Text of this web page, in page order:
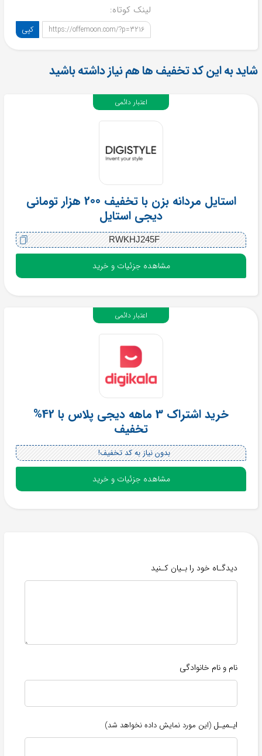
لینک کوتاه:
https://offemoon.com/?p=3216 کپی
شاید به این کد تخفیف ها هم نیاز داشته باشید
استایل مردانه بزن با تخفیف 200 هزار تومانی
دیجی استایل
RWKHJ245F
مشاهده جزئیات و خرید
اعتبار دائمی
خرید اشتراک 3 ماهه دیجی پلاس با 42%
تخفیف
بدون نیاز به کد تخفیف!
مشاهده جزئیات و خرید
اعتبار دائمی
دیدگـاه خود را بـیان کـنید
نام و نام خانوادگی
ایـمیـل (این مورد نمایش داده نخواهد شد)